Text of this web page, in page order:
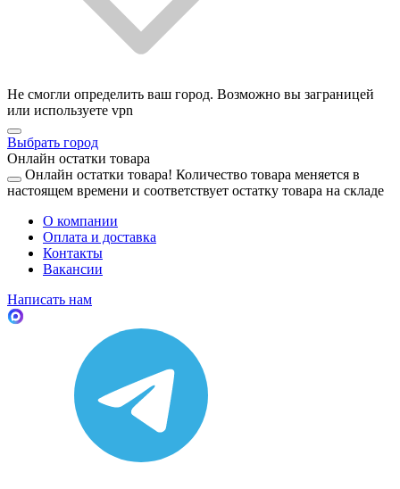
Не смогли определить ваш город. Возможно вы заграницей
или используете vpn
Выбрать город
Онлайн остатки товара
Онлайн остатки товара! Количество товара меняется в
настоящем времени и соответствует остатку товара на складе
О компании
Оплата и доставка
Контакты
Вакансии
Написать нам